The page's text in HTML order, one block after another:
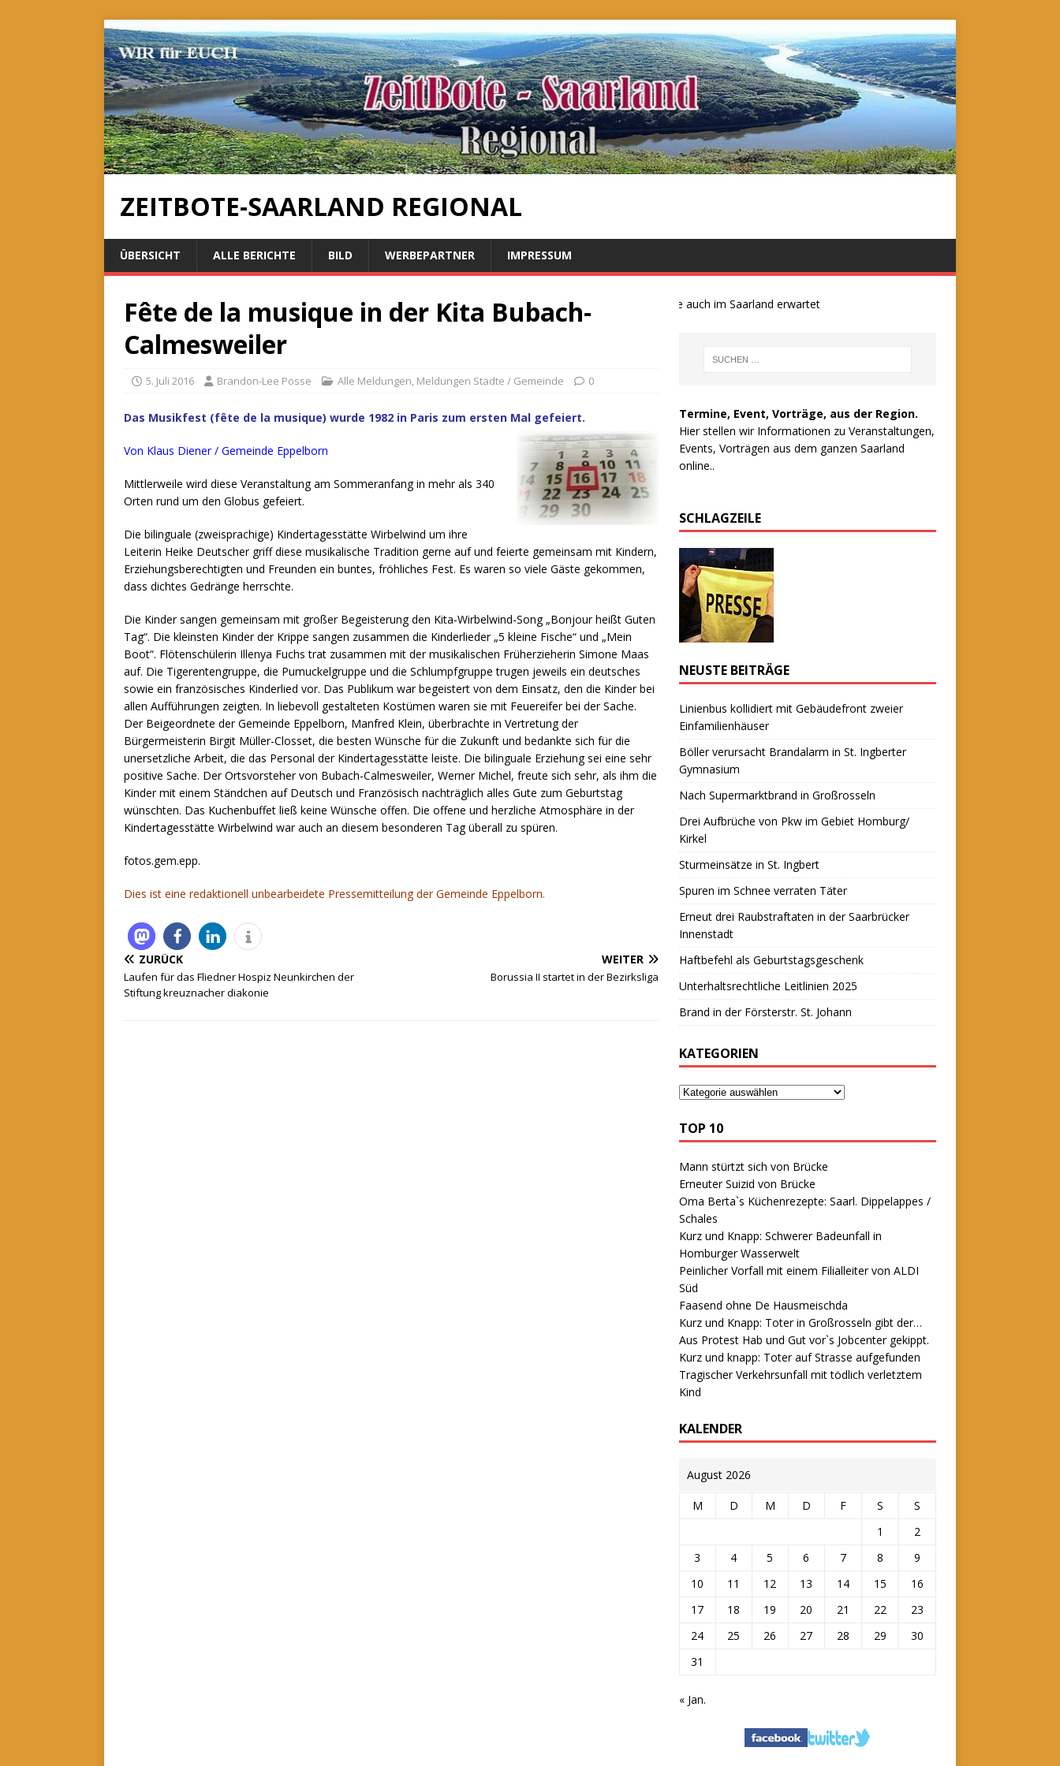
ZEITBOTE-SAARLAND REGIONAL
ÜBERSICHT ALLE BERICHTE BILD WERBEPARTNER IMPRESSUM
Fête de la musique in der Kita Bubach-
Calmesweiler
5. Juli 2016 Brandon-Lee Posse Alle Meldungen, Meldungen Städte / Gemeinde 0
Das Musikfest (fête de la musique) wurde 1982 in Paris zum ersten Mal gefeiert.
Von Klaus Diener / Gemeinde Eppelborn
Mittlerweile wird diese Veranstaltung am Sommeranfang in mehr als 340
Orten rund um den Globus gefeiert.
Die bilinguale (zweisprachige) Kindertagesstätte Wirbelwind um ihre
Leiterin Heike Deutscher griff diese musikalische Tradition gerne auf und feierte gemeinsam mit Kindern,
Erziehungsberechtigten und Freunden ein buntes, fröhliches Fest. Es waren so viele Gäste gekommen,
dass dichtes Gedränge herrschte.
Die Kinder sangen gemeinsam mit großer Begeisterung den Kita-Wirbelwind-Song „Bonjour heißt Guten
Tag“. Die kleinsten Kinder der Krippe sangen zusammen die Kinderlieder „5 kleine Fische“ und „Mein
Boot“. Flötenschülerin Illenya Fuchs trat zusammen mit der musikalischen Früherzieherin Simone Maas
auf. Die Tigerentengruppe, die Pumuckelgruppe und die Schlumpfgruppe trugen jeweils ein deutsches
sowie ein französisches Kinderlied vor. Das Publikum war begeistert von dem Einsatz, den die Kinder bei
allen Aufführungen zeigten. In liebevoll gestalteten Kostümen waren sie mit Feuereifer bei der Sache.
Der Beigeordnete der Gemeinde Eppelborn, Manfred Klein, überbrachte in Vertretung der
Bürgermeisterin Birgit Müller-Closset, die besten Wünsche für die Zukunft und bedankte sich für die
unersetzliche Arbeit, die das Personal der Kindertagesstätte leiste. Die bilinguale Erziehung sei eine sehr
positive Sache. Der Ortsvorsteher von Bubach-Calmesweiler, Werner Michel, freute sich sehr, als ihm die
Kinder mit einem Ständchen auf Deutsch und Französisch nachträglich alles Gute zum Geburtstag
wünschten. Das Kuchenbuffet ließ keine Wünsche offen. Die offene und herzliche Atmosphäre in der
Kindertagesstätte Wirbelwind war auch an diesem besonderen Tag überall zu spüren.
fotos.gem.epp.
Dies ist eine redaktionell unbearbeidete Pressemitteilung der Gemeinde Eppelborn.
ZURÜCK
Laufen für das Fliedner Hospiz Neunkirchen der
Stiftung kreuznacher diakonie
WEITER
Borussia II startet in der Bezirksliga
Bauernproteste auch im Saarland erwartet
Termine, Event, Vorträge, aus der Region.
Hier stellen wir Informationen zu Veranstaltungen,
Events, Vorträgen aus dem ganzen Saarland
online..
SCHLAGZEILE
NEUSTE BEITRÄGE
Linienbus kollidiert mit Gebäudefront zweier
Einfamilienhäuser
Böller verursacht Brandalarm in St. Ingberter
Gymnasium
Nach Supermarktbrand in Großrosseln
Drei Aufbrüche von Pkw im Gebiet Homburg/
Kirkel
Sturmeinsätze in St. Ingbert
Spuren im Schnee verraten Täter
Erneut drei Raubstraftaten in der Saarbrücker
Innenstadt
Haftbefehl als Geburtstagsgeschenk
Unterhaltsrechtliche Leitlinien 2025
Brand in der Försterstr. St. Johann
KATEGORIEN
TOP 10
Mann stürtzt sich von Brücke
Erneuter Suizid von Brücke
Oma Berta`s Küchenrezepte: Saarl. Dippelappes /
Schales
Kurz und Knapp: Schwerer Badeunfall in
Homburger Wasserwelt
Peinlicher Vorfall mit einem Filialleiter von ALDI
Süd
Faasend ohne De Hausmeischda
Kurz und Knapp: Toter in Großrosseln gibt der…
Aus Protest Hab und Gut vor`s Jobcenter gekippt.
Kurz und knapp: Toter auf Strasse aufgefunden
Tragischer Verkehrsunfall mit tödlich verletztem
Kind
KALENDER
August 2026
M D M D F S
S
1
2
3
4 5 6 7 8
9
10
11 12 13 14 15
16
17
18 19 20 21 22
23
24
25 26 27 28 29
30
31
« Jan.